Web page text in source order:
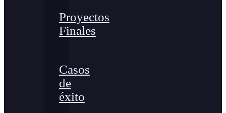
Proyectos
Finales
Casos
de
éxito